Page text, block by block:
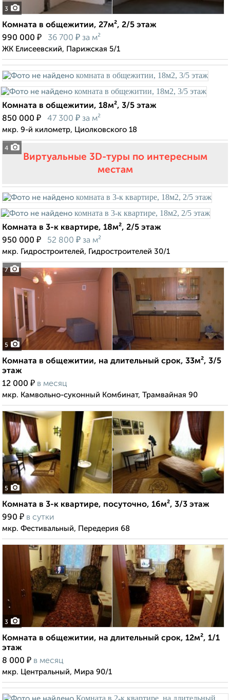
3
Комната в общежитии, 27м², 2/5 этаж
990 000 ₽ 36 700 ₽ за м²
ЖК Елисеевский, Парижская 5/1
4
Комната в общежитии, 18м², 3/5 этаж
850 000 ₽ 47 300 ₽ за м²
мкр. 9-й километр, Циолковского 18
Виртуальные 3D-туры по интересным
местам
7
Комната в 3-к квартире, 18м², 2/5 этаж
950 000 ₽ 52 800 ₽ за м²
мкр. Гидростроителей, Гидростроителей 30/1
5
Комната в общежитии, на длительный срок, 33м², 3/5
этаж
12 000 ₽ в месяц
мкр. Камвольно-суконный Комбинат, Трамвайная 90
5
Комната в 3-к квартире, посуточно, 16м², 3/3 этаж
990 ₽ в сутки
мкр. Фестивальный, Передерия 68
3
Комната в общежитии, на длительный срок, 12м², 1/1
этаж
8 000 ₽ в месяц
мкр. Центральный, Мира 90/1